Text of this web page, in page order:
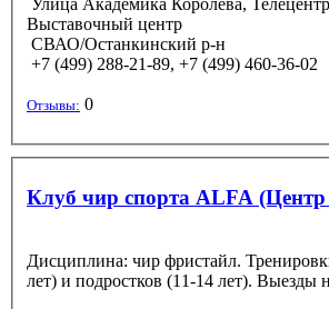
Выставочный центр
СВАО/Останкинский р-н
+7 (499) 288-21-89, +7 (499) 460-36-02
Отзывы: 0
Клуб чир спорта ALFA
Дисциплина: чир фристайл.
лет) и подростков (11-14 лет). Выезды